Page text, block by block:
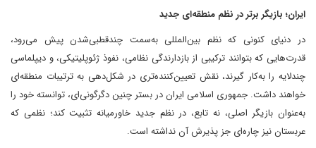
ایران؛ بازیگر برتر در نظم منطقه‌ای جدید
در دنیای کنونی که نظم بین‌المللی به‌سمت چندقطبی‌شدن پیش می‌رود،
قدرت‌هایی که بتوانند ترکیبی از بازدارندگی نظامی، نفوذ ژئوپلیتیکی، و دیپلماسی
چندلایه را به‌کار گیرند، نقش تعیین‌کننده‌تری در شکل‌دهی به ترتیبات منطقه‌ای
خواهند داشت. جمهوری اسلامی ایران در بستر چنین دگرگونی‌ای، توانسته خود را
به‌عنوان بازیگر اصلی، نه تابع، در نظم جدید خاورمیانه تثبیت کند؛ نظمی که
عربستان نیز چاره‌ای جز پذیرش آن نداشته است.